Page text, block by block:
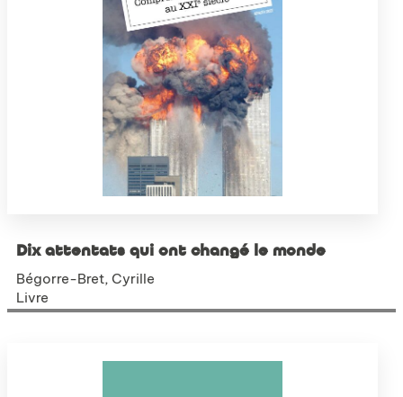
Dix attentats qui ont changé le monde
Bégorre-Bret, Cyrille
Livre